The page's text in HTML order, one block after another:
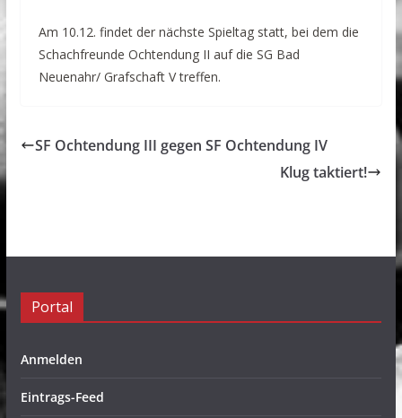
Am 10.12. findet der nächste Spieltag statt, bei dem die
Schachfreunde Ochtendung II auf die SG Bad
Neuenahr/ Grafschaft V treffen.
SF Ochtendung III gegen SF Ochtendung IV
Klug taktiert!
Portal
Anmelden
Eintrags-Feed